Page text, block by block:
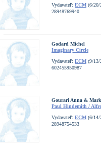
Vydavateľ: ECM (6/20/
28948769940
Godard Michel
Imaginary Circle
Vydavateľ: ECM (9/13/
602455950987
Gourari Anna &
Paul Hindemith /
Vydavateľ: ECM (6/14/
28948754533